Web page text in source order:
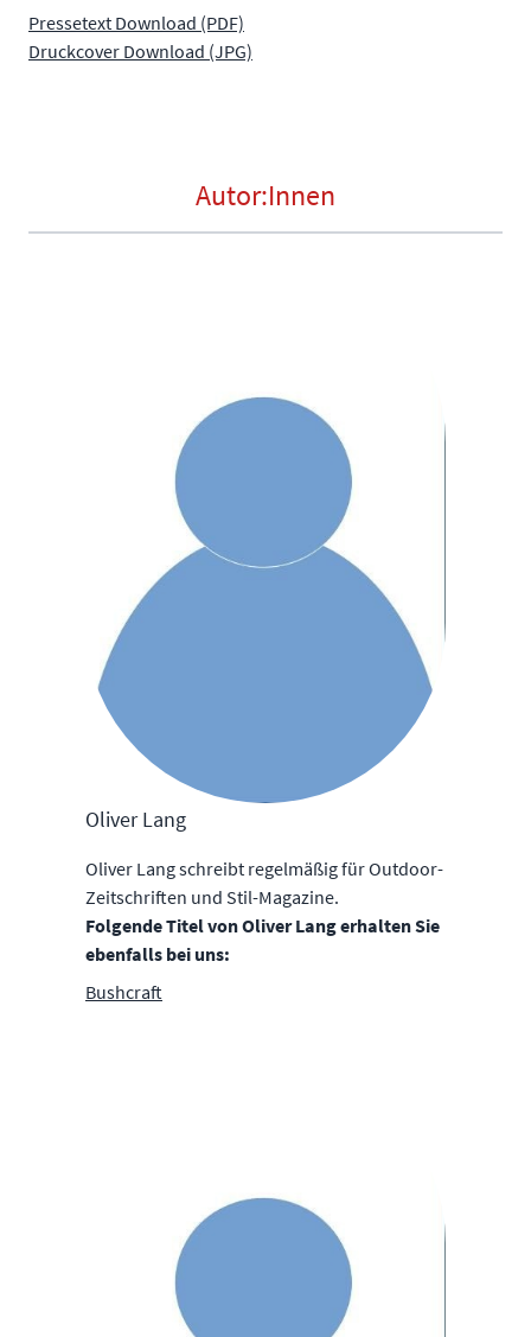
Pressetext Download (PDF)
Druckcover Download (JPG)
Autor:Innen
Oliver Lang
Oliver Lang schreibt regelmäßig für Outdoor-
Zeitschriften und Stil-Magazine.
Folgende Titel von Oliver Lang erhalten Sie
ebenfalls bei uns:
Bushcraft